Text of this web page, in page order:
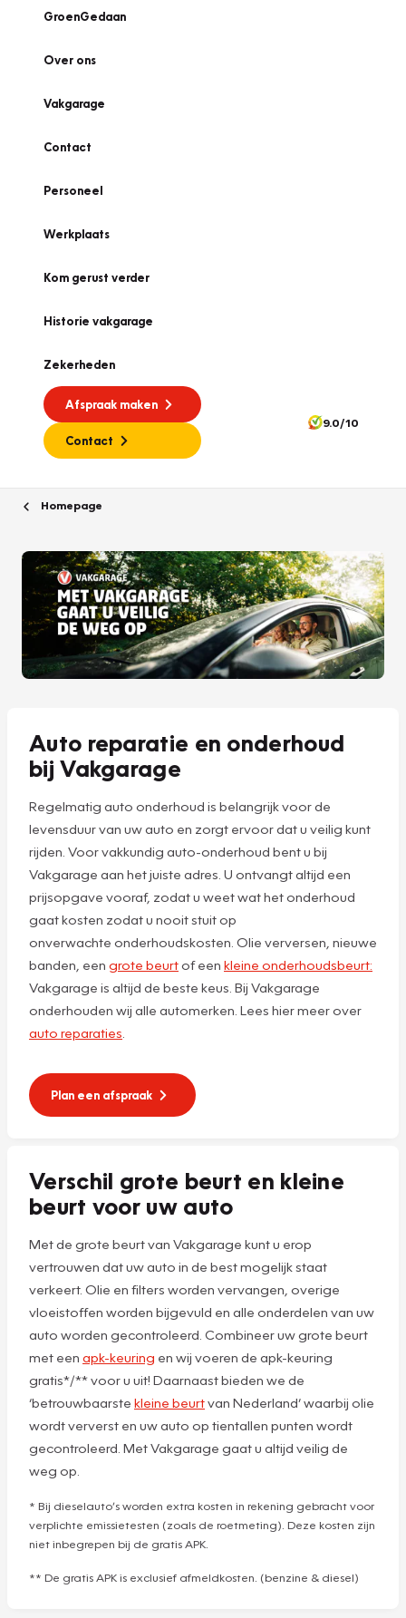
GroenGedaan
Over ons
Vakgarage
Contact
Personeel
Werkplaats
Kom gerust verder
Historie vakgarage
Zekerheden
Afspraak maken
Contact
9.0/10
Homepage
Auto reparatie en onderhoud
bij Vakgarage
Regelmatig auto onderhoud is belangrijk voor de
levensduur van uw auto en zorgt ervoor dat u veilig kunt
rijden. Voor vakkundig auto-onderhoud bent u bij
Vakgarage aan het juiste adres. U ontvangt altijd een
prijsopgave vooraf, zodat u weet wat het onderhoud
gaat kosten zodat u nooit stuit op
onverwachte onderhoudskosten. Olie verversen, nieuwe
banden, een grote beurtof een kleine onderhoudsbeurt:
Vakgarage is altijd de beste keus. Bij Vakgarage
onderhouden wij alle automerken. Lees hier meer over
auto reparaties
Plan een afspraak
Verschil grote beurt en kleine
beurt voor uw auto
Met de grote beurt van Vakgarage kunt u erop
vertrouwen dat uw auto in de best mogelijk staat
verkeert. Olie en filters worden vervangen, overige
vloeistoffen worden bijgevuld en alle onderdelen van uw
auto worden gecontroleerd. Combineer uw grote beurt
met een apk-keuring en wij voeren de apk-keuring
gratis*/** voor u uit! Daarnaast bieden we de
‘betrouwbaarste kleine beurtvan Nederland’ waarbij olie
wordt ververst en uw auto op tientallen punten wordt
gecontroleerd. Met Vakgarage gaat u altijd veilig de
weg op.
* Bij dieselauto’s worden extra kosten in rekening gebracht voor
verplichte emissietesten (zoals de roetmeting). Deze kosten zijn
niet inbegrepen bij de gratis APK.
** De gratis APK is exclusief afmeldkosten. (benzine & diesel)